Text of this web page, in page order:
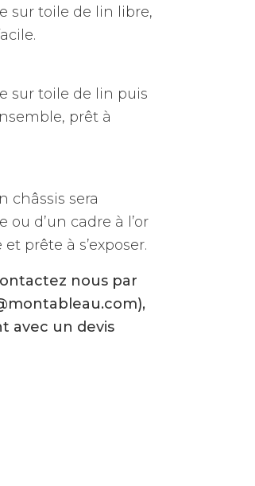
sur toile de lin libre,
sur toile de lin puis
prêt à
châssis sera
d’un cadre à l’or
prête à s’exposer.
nous par
avec un devis